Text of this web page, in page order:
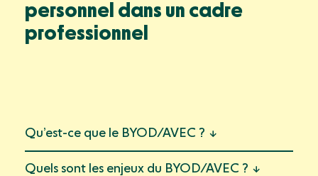
Ressources
Blog
Support
personnel dans un cadre
professionnel
Qu’est-ce que le BYOD/AVEC ?
Quels sont les enjeux du BYOD/AVEC ?